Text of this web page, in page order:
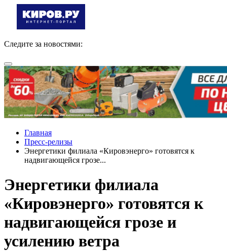
Следите за новостями:
Главная
Пресс-релизы
Энергетики филиала «Кировэнерго» готовятся к
надвигающейся грозе...
Энергетики филиала
«Кировэнерго» готовятся к
надвигающейся грозе и
усилению ветра